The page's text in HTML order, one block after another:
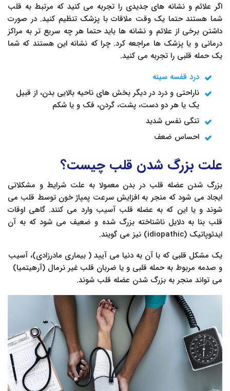
اگر علائم و نشانه های جدیدی را تجربه می کنید که مرتبط به قلب
شما هستند حتما یک وقت ملاقات با پزشک تنظیم کنید. در صورت
داشتن برخی از علائم و نشانه ها باید حتما هر چه سریع تر به مراکز
درمانی و یا پزشک ها مراجعه کرد. چرا که نشانه این هستند که شما
یک حمله قلبی را تجربه می کنید.
درد قفسه سینه
ناراحتی و درد در دیگر بخش های ناحیه بالایی بدن، از قبیل
یک یا هر دو دست، پشت، گردن، فک و یا شکم
تنگی نفس شدید
احساس ضعف
علت بزرگ شدن قلب چیست؟
بزرگ شدن عضله قلب در بدن معمولا به علت شرایط و مشکلاتی
ایجاد می شود که منجر به افزایش سرعت پمپاژ خون توسط قلب می
شوند و یا این که به عضله قلب آسیب وارد می کنند. گاهی اوقات
قلب بنا به دلایل ناشناخته بزرگ شده و ضعیف می شود که به آن
ایدئوپاتیک (idiopathic) نیز می گویند.
یک مشکل قلبی که با آن به دنیا می آیید ( بیماری مادرزادی)، آسیب
و صدمه مربوط به حمله قلبی و یا ضربان قلب غیر نرمال (آرهیتمیا)
می تواند منجر به بزرگ شدن عضله قلب شوند.